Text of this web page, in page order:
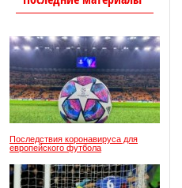
Последствия коронавируса для
европейского футбола